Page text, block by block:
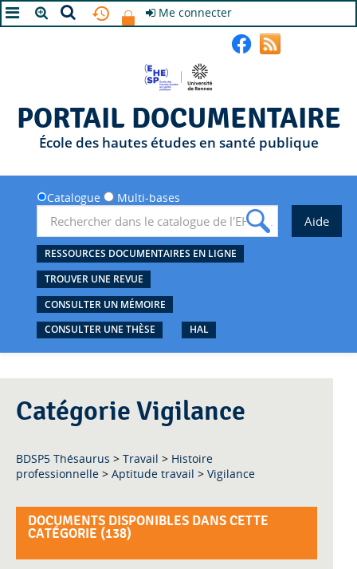
Me connecter
PORTAIL DOCUMENTAIRE
École des hautes études en santé publique
Catalogue Multi-bases
RESSOURCES DOCUMENTAIRES EN LIGNE
TROUVER UNE REVUE
CONSULTER UN MÉMOIRE
CONSULTER UNE THÈSE
HAL
Catégorie Vigilance
BDSP5 Thésaurus > Travail > Histoire
professionnelle > Aptitude travail > Vigilance
DOCUMENTS DISPONIBLES DANS CETTE
CATÉGORIE (138)